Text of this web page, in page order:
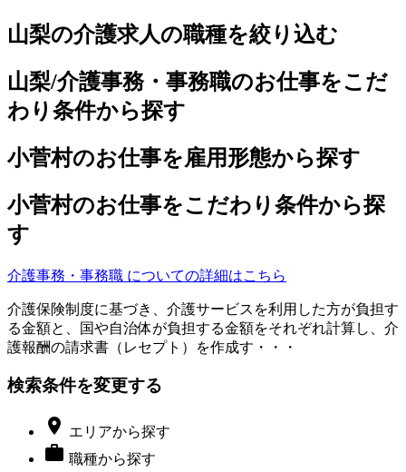
山梨の介護求人の職種を絞り込む
山梨/介護事務・事務職のお仕事をこだ
わり条件から探す
小菅村のお仕事を雇用形態から探す
小菅村のお仕事をこだわり条件から探
す
介護事務・事務職 についての詳細はこちら
介護保険制度に基づき、介護サービスを利用した方が負担す
る金額と、国や自治体が負担する金額をそれぞれ計算し、介
護報酬の請求書（レセプト）を作成す・・・
検索条件を変更する
 エリアから探す
 職種から探す